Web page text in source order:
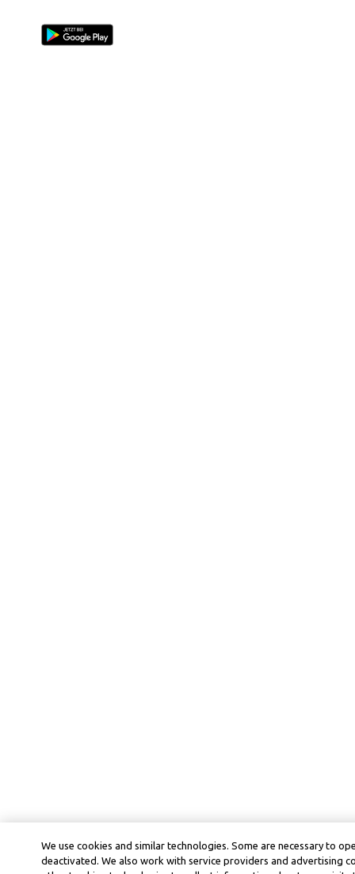
We use cookies and similar technologies. Some are necessary to
deactivated. We also work with service providers and advertising